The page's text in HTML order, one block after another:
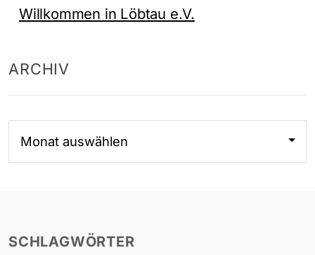
Willkommen in Löbtau e.V.
ARCHIV
SCHLAGWÖRTER